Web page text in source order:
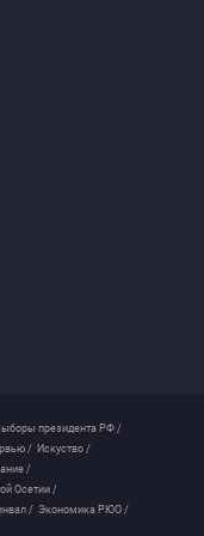
президента РФ /
/ Искуство /
/
Осетии /
/ Экономика РЮО /